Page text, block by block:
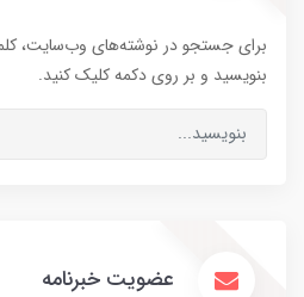
برای جستجو در نوشته‌های وب‌سایت،
بنویسید و بر روی دکمه کلیک کنید.
عضویت خبرنامه